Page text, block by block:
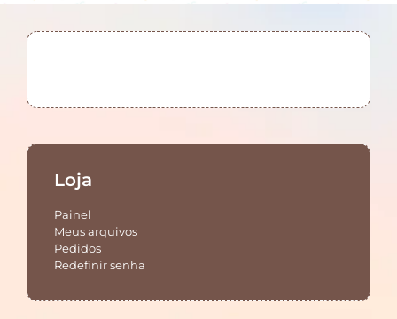
Loja
Painel
Meus arquivos
Pedidos
Redefinir senha